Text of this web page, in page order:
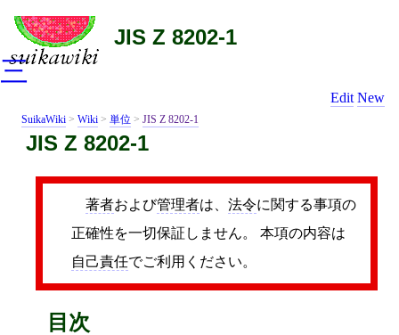
JIS Z 8202-1
Edit New
SuikaWiki > Wiki > 単位 > JIS Z 8202-1
JIS Z 8202-1
著者および管理者は、 法令に関する事項の
正確性を一切保証しません。 本項の内容は
自己責任でご利用ください。
目次
三